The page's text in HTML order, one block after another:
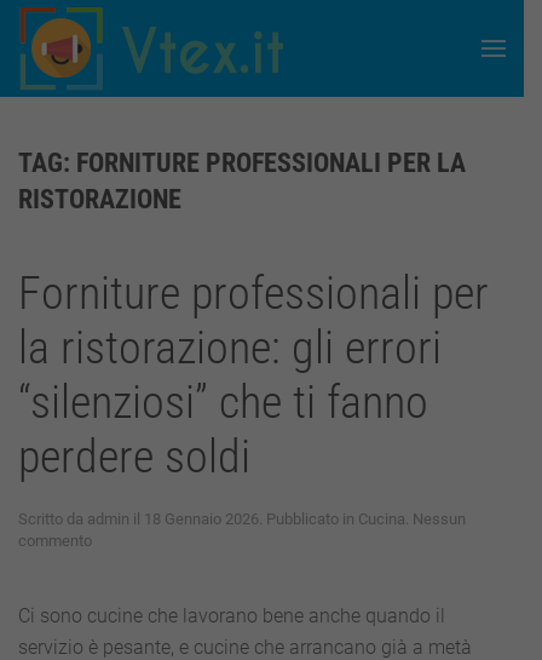
Skip to main content
TAG: FORNITURE PROFESSIONALI PER LA
RISTORAZIONE
Forniture professionali per
la ristorazione: gli errori
“silenziosi” che ti fanno
perdere soldi
Scritto da admin il 18 Gennaio 2026. Pubblicato in Cucina. Nessun
commentosu
la
ristorazione:
Ci sono cucine che lavorano bene anche quando il
servizio è pesante, e cucine che arrancano già a metà